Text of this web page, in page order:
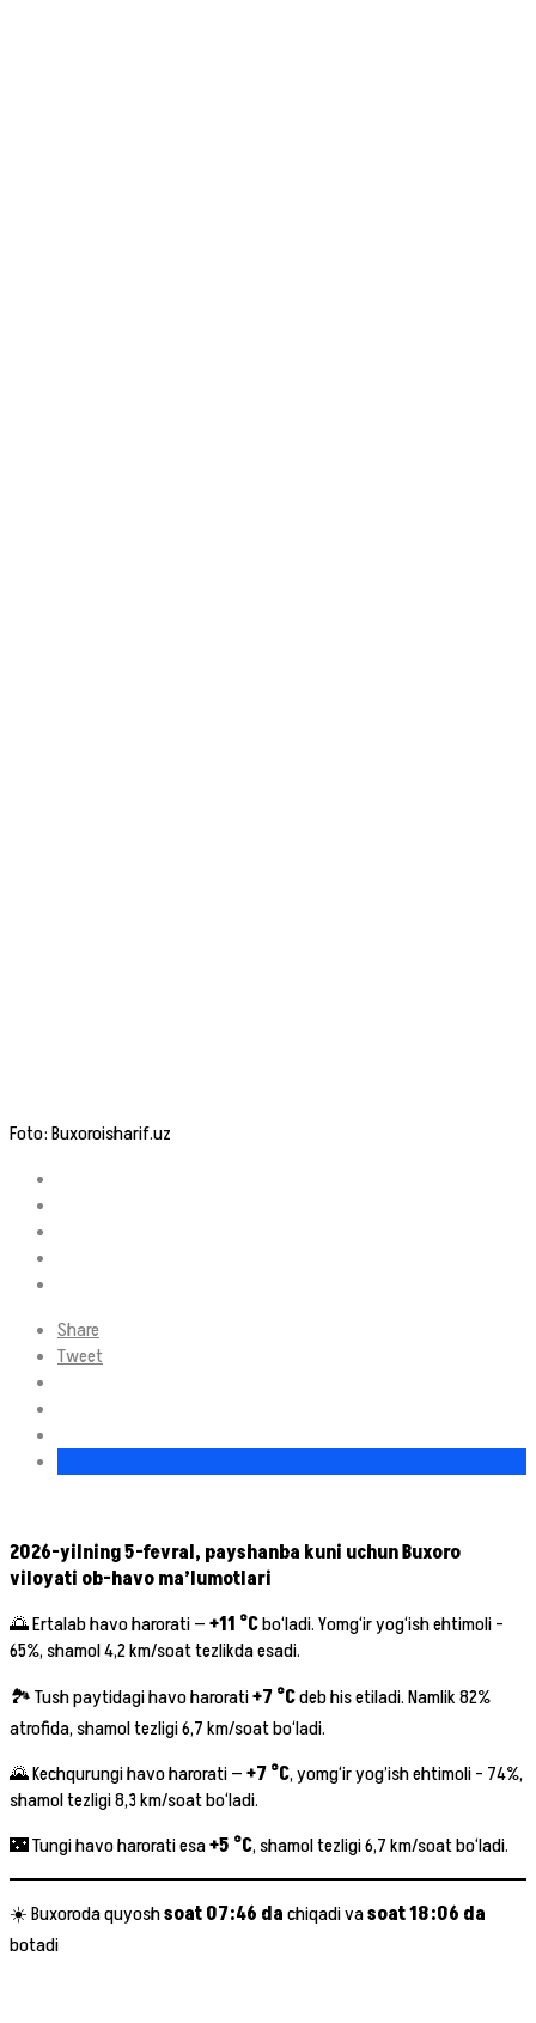
Foto: Buxoroisharif.uz
Share
Tweet
2026-yilning 5-fevral, payshanba kuni uchun Buxoro
viloyati ob-havo ma’lumotlari
🌅 Ertalab havo harorati —+11 °Cbo‘ladi. Yomg‘ir yog‘ish ehtimoli –
65%, shamol 4,2 km/soat tezlikda esadi.
🏞 Tush paytidagi havo harorati+7 °Cdeb his etiladi. Namlik 82%
atrofida, shamol tezligi 6,7 km/soat bo‘ladi.
🌄 Kechqurungi havo harorati —+7 °C, yomg‘ir yog’ish ehtimoli – 74%,
shamol tezligi 8,3 km/soat bo‘ladi.
🌃 Tungi havo harorati esa+5 °C, shamol tezligi 6,7 km/soat bo‘ladi.
☀️ Buxoroda quyoshsoat 07:46 dachiqadi vasoat 18:06 da
botadi